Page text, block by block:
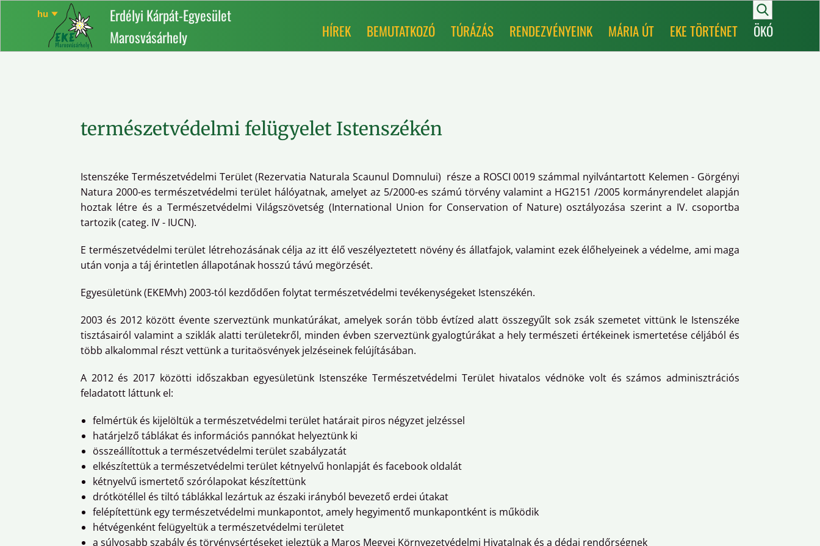
Erdélyi Kárpát-Egyesület
Marosvásárhely
HÍREK BEMUTATKOZÓ TÚRÁZÁS RENDEZVÉNYEINK MÁRIA ÚT EKE TÖRTÉNET ÖKÓ
természetvédelmi felügyelet Istenszékén
Istenszéke Természetvédelmi Terület (Rezervatia Naturala Scaunul Domnului) része a ROSCI 0019 számmal nyilvántartott Kelemen - Görgényi
Natura 2000-es természetvédelmi terület hálóyatnak, amelyet az 5/2000-es számú törvény valamint a HG2151 /2005 kormányrendelet alapján
hoztak létre és a Természetvédelmi Világszövetség (International Union for Conservation of Nature) osztályozása szerint a IV. csoportba
tartozik (categ. IV - IUCN).
E természetvédelmi terület létrehozásának célja az itt élő veszélyeztetett növény és állatfajok, valamint ezek élőhelyeinek a védelme, ami maga
után vonja a táj érintetlen állapotának hosszú távú megörzését.
Egyesületünk (EKEMvh) 2003-tól kezdődően folytat természetvédelmi tevékenységeket Istenszékén.
2003 és 2012 között évente szerveztünk munkatúrákat, amelyek során több évtízed alatt összegyűlt sok zsák szemetet vittünk le Istenszéke
tisztásairól valamint a sziklák alatti területekről, minden évben szerveztünk gyalogtúrákat a hely természeti értékeinek ismertetése céljából és
több alkalommal részt vettünk a turitaösvények jelzéseinek felújításában.
A 2012 és 2017 közötti időszakban egyesületünk Istenszéke Természetvédelmi Terület hivatalos védnöke volt és számos adminisztrációs
feladatott láttunk el:
felmértük és kijelöltük a természetvédelmi terület határait piros négyzet jelzéssel
határjelző táblákat és információs pannókat helyeztünk ki
összeállítottuk a természetvédelmi terület szabályzatát
elkészítettük a természetvédelmi terület kétnyelvű honlapját és facebook oldalát
kétnyelvű ismertető szórólapokat készítettünk
drótkötéllel és tiltó táblákkal lezártuk az északi irányból bevezető erdei útakat
felépítettünk egy természetvédelmi munkapontot, amely hegyimentő munkapontként is működik
hétvégenként felügyeltük a természetvédelmi területet
a súlyosabb szabály és törvénysértéseket jeleztük a Maros Megyei Környezetvédelmi Hivatalnak és a dédai rendőrségnek